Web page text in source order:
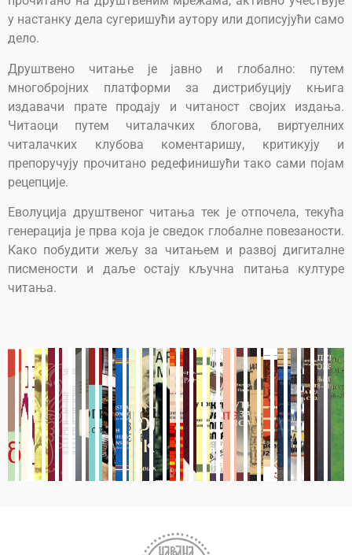
у настанку дела сугеришући аутору или дописујући само
дело.
Друштвено читање је јавно и глобално: путем
многобројних платформи за дистрибуцију књига
издавачи прате продају и читаност својих издања.
Читаоци путем читалачких блогова, виртуелних
читалачких клубова коментаришу, критикују и
препоручују прочитано редефинишући тако сами појам
рецепције.
Еволуција друштвеног читања тек је отпочела, текућа
генерација је прва која је сведок глобалне повезаности.
Како побудити жељу за читањем и развој дигиталне
писмености и даље остају кључна питања културе
читања.